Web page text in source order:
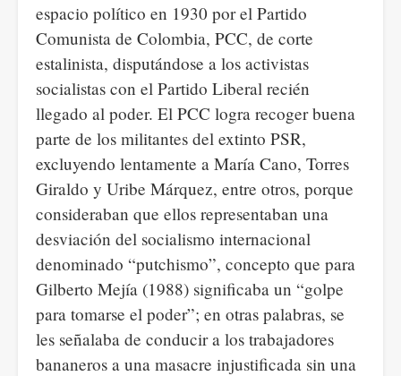
espacio político en 1930 por el Partido
Comunista de Colombia, PCC, de corte
estalinista, disputándose a los activistas
socialistas con el Partido Liberal recién
llegado al poder. El PCC logra recoger buena
parte de los militantes del extinto PSR,
excluyendo lentamente a María Cano, Torres
Giraldo y Uribe Márquez, entre otros, porque
consideraban que ellos representaban una
desviación del socialismo internacional
denominado “putchismo”, concepto que para
Gilberto Mejía (1988) significaba un “golpe
para tomarse el poder”; en otras palabras, se
les señalaba de conducir a los trabajadores
bananeros a una masacre injustificada sin una